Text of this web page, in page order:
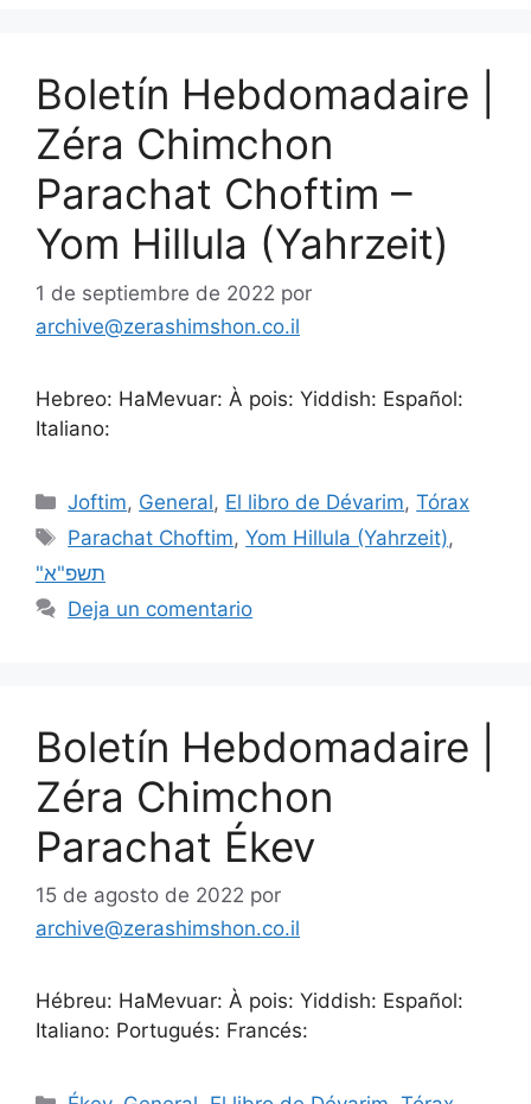
Boletín Hebdomadaire |
Zéra Chimchon
Parachat Choftim –
Yom Hillula (Yahrzeit)
1 de septiembre de 2022 por
archive@zerashimshon.co.il
Hebreo: HaMevuar: À pois: Yiddish: Español:
Italiano:
Joftim, General, El libro de Dévarim,Tórax
Parachat Choftim,Yom Hillula (Yahrzeit),
"תשפ"א
Deja un comentario
Boletín Hebdomadaire |
Zéra Chimchon
Parachat Ékev
15 de agosto de 2022 por
archive@zerashimshon.co.il
Hébreu: HaMevuar: À pois: Yiddish: Español:
Italiano: Portugués: Francés: